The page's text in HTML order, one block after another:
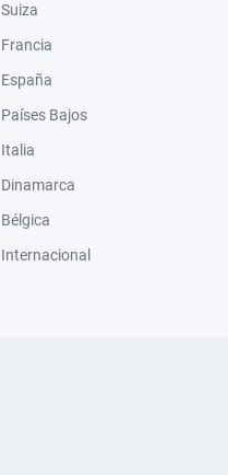
Suiza
Francia
España
Países Bajos
Italia
Dinamarca
Bélgica
Internacional